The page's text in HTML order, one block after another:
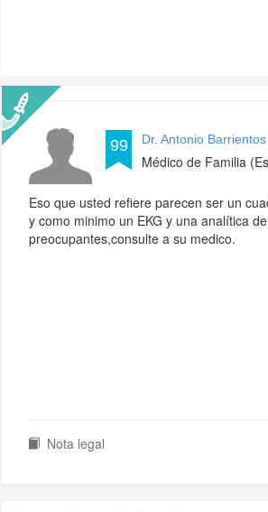
99 Dr. Antonio
Médico de Familia
Eso que usted refiere parecen ser un
y como minimo un EKG y una analítica
preocupantes,consulte a su medico.
Nota legal